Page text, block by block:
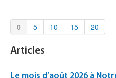
0 5 10 15 20
Articles
Le mois d’août 2026 à